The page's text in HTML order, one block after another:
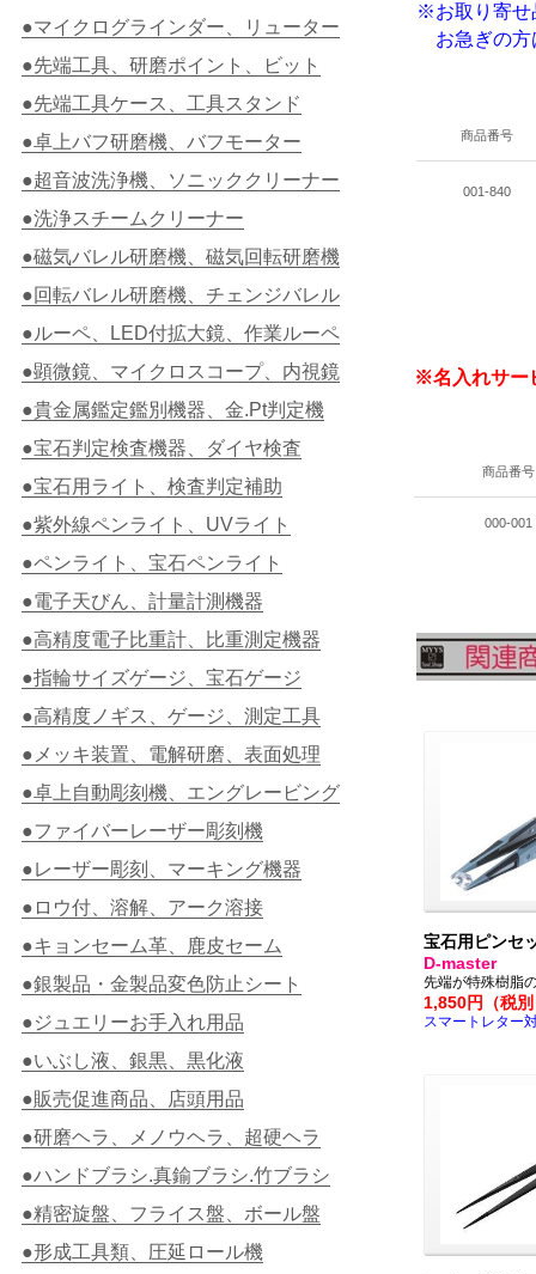
※お取り寄せ
お急ぎの方
商品番号
001-840
※名入れサー
商品番号
000-001
宝石用ピンセ
D-master
先端が特殊樹脂
1,850円（税
スマートレター
●マイクログラインダー、リューター
●先端工具、研磨ポイント、ビット
●先端工具ケース、工具スタンド
●卓上バフ研磨機、バフモーター
●超音波洗浄機、ソニッククリーナー
●洗浄スチームクリーナー
●磁気バレル研磨機、磁気回転研磨機
●回転バレル研磨機、チェンジバレル
●ルーペ、LED付拡大鏡、作業ルーペ
●顕微鏡、マイクロスコープ、内視鏡
●貴金属鑑定鑑別機器、金.Pt判定機
●宝石判定検査機器、ダイヤ検査
●宝石用ライト、検査判定補助
●紫外線ペンライト、UVライト
●ペンライト、宝石ペンライト
●電子天びん、計量計測機器
●高精度電子比重計、比重測定機器
●指輪サイズゲージ、宝石ゲージ
●高精度ノギス、ゲージ、測定工具
●メッキ装置、電解研磨、表面処理
●卓上自動彫刻機、エングレービング
●ファイバーレーザー彫刻機
●レーザー彫刻、マーキング機器
●ロウ付、溶解、アーク溶接
●キョンセーム革、鹿皮セーム
●銀製品・金製品変色防止シート
●ジュエリーお手入れ用品
●いぶし液、銀黒、黒化液
●販売促進商品、店頭用品
●研磨ヘラ、メノウヘラ、超硬ヘラ
●ハンドブラシ.真鍮ブラシ.竹ブラシ
●精密旋盤、フライス盤、ボール盤
●形成工具類、圧延ロール機